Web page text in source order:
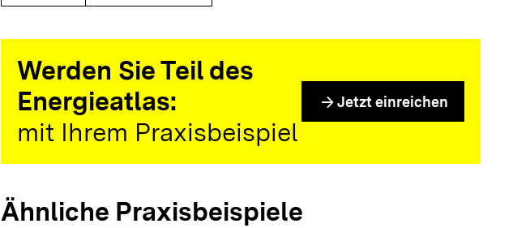
Werden Sie Teil des
Energieatlas:
mit Ihrem Praxisbeispiel
arrow_forward Jetzt einreichen
Ähnliche Praxisbeispiele